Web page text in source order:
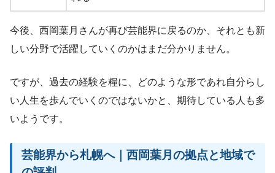
今後、西岡葉月さんが再び芸能界に戻るのか、それとも新
しい分野で活躍していくのかはまだ分かりません。
ですが、過去の経験を糧に、どのような形であれ自分らし
い人生を歩んでいくのではないかと、期待している人も多
いようです。
芸能界から札幌へ｜西岡葉月の拠点と地域で